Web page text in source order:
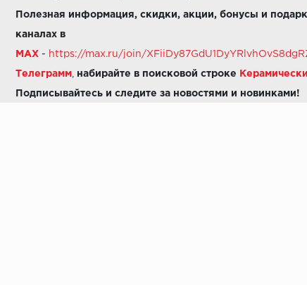
Полезная информация, скидки, акции, бонусы и
каналах в
MAX - https://max.ru/join/
Телеграмм набирайте в поисковой строке
Подписывайтесь и следите за новостями и новинками!